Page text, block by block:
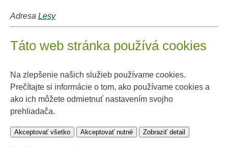
Adresa Lesy
Táto web stránka používá cookies
Na zlepšenie našich služieb používame cookies.
Prečítajte si informácie o tom, ako používame cookies a
ako ich môžete odmietnuť nastavením svojho
prehliadača.
Akceptovať všetko Akceptovať nutné Zobraziť detail